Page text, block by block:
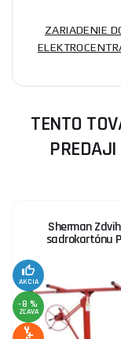
ZARIADENIE
TENTO
Sherman
sadrokartónu
AKCIA
-8 %
ZĽAVA